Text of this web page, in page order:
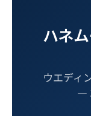
ハネ
ウエディ
―